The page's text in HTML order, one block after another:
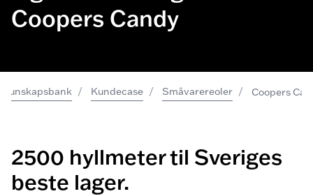
Coopers Candy
Kunskapsbank / Kundecase / Småvarereoler / Coopers
2500 hyllmeter til Sveriges
beste lager.